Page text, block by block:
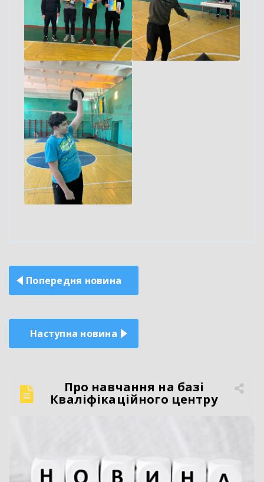
Навігація
записів
Попередня новина
Наступна новина
Про навчання на базі
Кваліфікаційного центру